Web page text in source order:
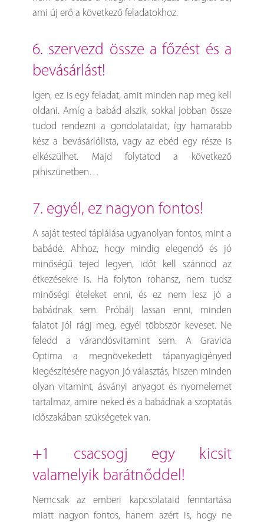
ami új erő a következő feladatokhoz.
6. szervezd össze a főzést és a
bevásárlást!
Igen, ez is egy feladat, amit minden nap meg kell
oldani. Amíg a babád alszik, sokkal jobban össze
tudod rendezni a gondolataidat, így hamarabb
kész a bevásárlólista, vagy az ebéd egy része is
elkészülhet. Majd folytatod a következő
pihiszünetben…
7. egyél, ez nagyon fontos!
A saját tested táplálása ugyanolyan fontos, mint a
babádé. Ahhoz, hogy mindig elegendő és jó
minőségű tejed legyen, időt kell szánnod az
étkezésekre is. Ha folyton rohansz, nem tudsz
minőségi ételeket enni, és ez nem lesz jó a
babádnak sem. Próbálj lassan enni, minden
falatot jól rágj meg, egyél többször keveset. Ne
feledd a várandósvitamint sem. A Gravida
Optima a megnövekedett tápanyagigényed
kiegészítésére nagyon jó választás, hiszen minden
olyan vitamint, ásványi anyagot és nyomelemet
tartalmaz, amire neked és a babádnak a szoptatás
időszakában szükségetek van.
+1 csacsogj egy kicsit
valamelyik barátnőddel!
Nemcsak az emberi kapcsolataid fenntartása
miatt nagyon fontos, hanem azért is, hogy ne